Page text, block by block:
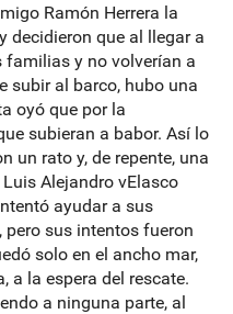
Ramón Herrera la
decidieron que al llegar a
familias y no volverían a
subir al barco, hubo una
oyó que por la
subieran a babor. Así lo
un rato y, de repente, una
Alejandro vElasco
ayudar a sus
sus intentos fueron
solo en el ancho mar,
a la espera del rescate.
a ninguna parte, al